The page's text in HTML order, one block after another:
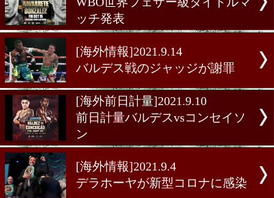
WBO統一戦は11.27
WBCブリッジャー級初代
定戦は10.22
[海外情報]2021.9.15
WBO世界フェザー級タイ
ッチ発表
[海外情報]2021.9.14